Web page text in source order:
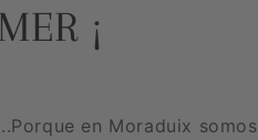
¡
en Moraduix